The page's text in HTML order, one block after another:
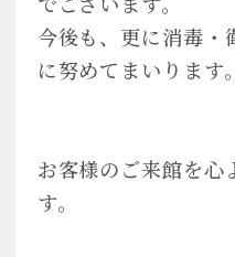
今後も、更に消毒・
に努めてまいります。
お客様のご来館を心
す。